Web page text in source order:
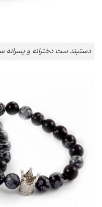
دستبند ست دخترانه و پسرانه